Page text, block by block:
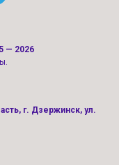
— 2026
г. Дзержинск, ул.